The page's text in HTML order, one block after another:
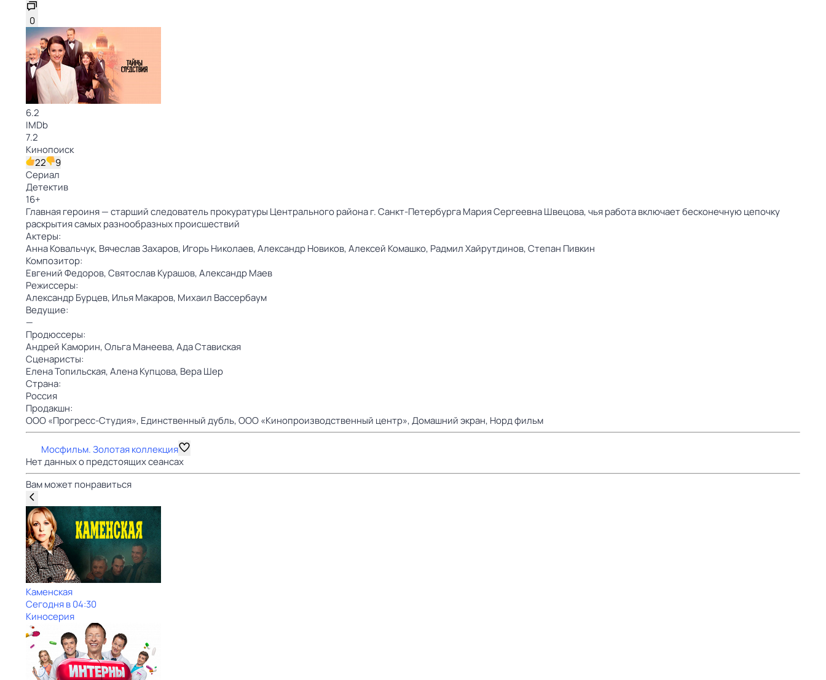
0
6.2
IMDb
7.2
Кинопоиск
22
9
Сериал
Детектив
16+
Главная героиня — старший следователь прокуратуры Центрального района г. Санкт-Петербурга Мария Сергеевна Швецова, чья работа включает бесконечную цепочку
раскрытия самых разнообразных происшествий
Актеры:
Анна Ковальчук, Вячеслав Захаров, Игорь Николаев,Александр Новиков,Алексей Комашко, Радмил Хайрутдинов,Степан Пивкин
Композитор:
Евгений Федоров,Святослав Курашов,Александр Маев
Режиссеры:
Александр Бурцев, Илья Макаров, Михаил Вассербаум
Ведущие:
—
Продюссеры:
Андрей Каморин,Ольга Манеева,Ада Ставиская
Сценаристы:
Елена Топильская,Алена Купцова, Вера Шер
Страна:
Россия
Продакшн:
ООО «Прогресс-Студия», Единственный дубль,ООО «Кинопроизводственный центр»,Домашний экран, Норд фильм
Мосфильм. Золотая коллекция
Нет данных о предстоящих сеансах
Вам может понравиться
Каменская
Сегодня в 04:30
Киносерия